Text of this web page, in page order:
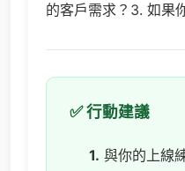
的客戶需求？3. 如果
✅ 行動建議
1. 與你的上線